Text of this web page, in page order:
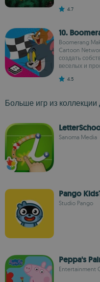
4.7
10.
Boomerang
Cartoon
создать
веселых и
4.5
Больше игр из коллекции
Sanoma Media
Pango
Studio Pango
Peppa's
Entertainment